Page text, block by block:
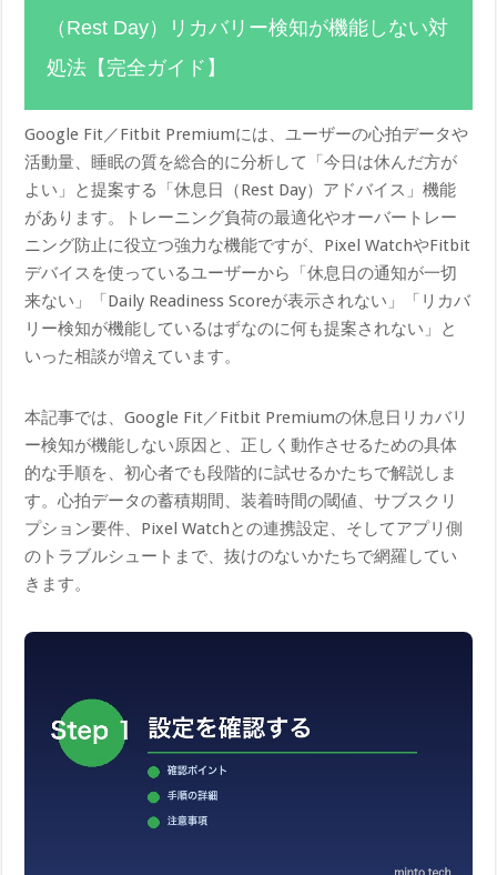
（Rest Day）リカバリー検知が機能しない対
処法【完全ガイド】
Google Fit／Fitbit Premiumには、ユーザーの心拍データや
活動量、睡眠の質を総合的に分析して「今日は休んだ方が
よい」と提案する「休息日（Rest Day）アドバイス」機能
があります。トレーニング負荷の最適化やオーバートレー
ニング防止に役立つ強力な機能ですが、Pixel WatchやFitbit
デバイスを使っているユーザーから「休息日の通知が一切
来ない」「Daily Readiness Scoreが表示されない」「リカバ
リー検知が機能しているはずなのに何も提案されない」と
いった相談が増えています。
本記事では、Google Fit／Fitbit Premiumの休息日リカバリ
ー検知が機能しない原因と、正しく動作させるための具体
的な手順を、初心者でも段階的に試せるかたちで解説しま
す。心拍データの蓄積期間、装着時間の閾値、サブスクリ
プション要件、Pixel Watchとの連携設定、そしてアプリ側
のトラブルシュートまで、抜けのないかたちで網羅してい
きます。